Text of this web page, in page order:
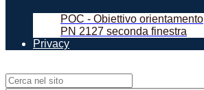
POC - Obiettivo orientamento
PN 2127 seconda finestra
Privacy